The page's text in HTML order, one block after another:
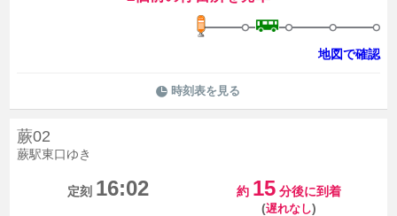
地図で確認
時刻表を見る
蕨02
蕨駅東口ゆき
定刻 16:02 約 15 分後に到着
(遅れなし)